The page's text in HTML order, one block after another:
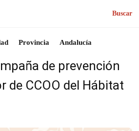
Buscar
Provincia Andalucía
de prevención
de CCOO del Hábitat